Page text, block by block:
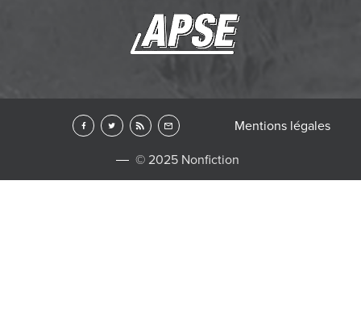
© 2025 Nonfiction
Mentions légales